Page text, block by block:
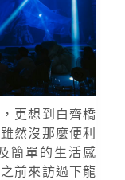
更想到白齊橋
然沒那麼便利
簡單的生活感
前來訪過下龍